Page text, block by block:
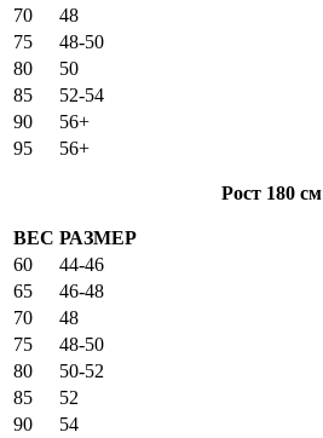
70
48
75
48-50
80
50
85
52-54
90
56+
95
56+
Рост 180 см
ВЕС РАЗМЕР
60
44-46
65
46-48
70
48
75
48-50
80
50-52
85
52
90
54